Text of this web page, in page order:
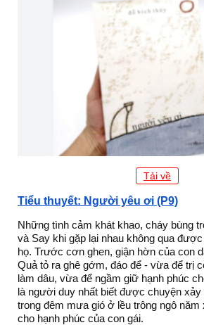
Tải về
Tiểu thuyết: Người yêu ơi (P9)
Những tình cảm khát khao, cháy bùng
và Say khi gặp lại nhau không qua
họ. Trước cơn ghen, giận hờn của con
Quả tỏ ra ghê gớm, đáo để - vừa để trị
làm dâu, vừa để ngầm giữ hạnh phúc
là người duy nhất biết được chuyện
trong đêm mưa gió ở lều trông ngô năm
cho hạnh phúc của con gái.